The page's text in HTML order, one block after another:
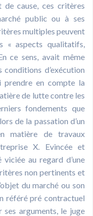
cause, ces critères
public ou à ses
multiples peuvent
« aspects qualitatifs,
ce sens, avait même
d’exécution
prendre en compte la
de lutte contre les
fondements que
de la passation d’un
matière de travaux
X. Evincée et
au regard d’une
non pertinents et
du marché ou son
référé pré contractuel
arguments, le juge